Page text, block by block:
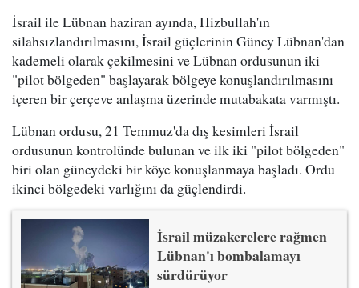
İsrail ile Lübnan haziran ayında, Hizbullah'ın
silahsızlandırılmasını, İsrail güçlerinin Güney Lübnan'dan
kademeli olarak çekilmesini ve Lübnan ordusunun iki
"pilot bölgeden" başlayarak bölgeye konuşlandırılmasını
içeren bir çerçeve anlaşma üzerinde mutabakata varmıştı.
Lübnan ordusu, 21 Temmuz'da dış kesimleri İsrail
ordusunun kontrolünde bulunan ve ilk iki "pilot bölgeden"
biri olan güneydeki bir köye konuşlanmaya başladı. Ordu
ikinci bölgedeki varlığını da güçlendirdi.
İsrail müzakerelere rağmen
Lübnan'ı bombalamayı
sürdürüyor